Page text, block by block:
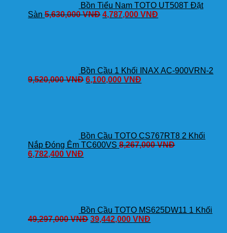
Bồn Tiểu Nam TOTO UT508T Đặt
Sàn 5,630,000VNĐ 4,787,000VNĐ
Bồn Cầu 1 Khối INAX AC-900VRN-2
9,520,000VNĐ 6,100,000VNĐ
Bồn Cầu TOTO CS767RT8 2 Khối
Nắp Đóng Êm TC600VS 8,267,000VNĐ
6,782,400VNĐ
Bồn Cầu TOTO MS625DW11 1 Khối
49,297,000VNĐ 39,442,000VNĐ